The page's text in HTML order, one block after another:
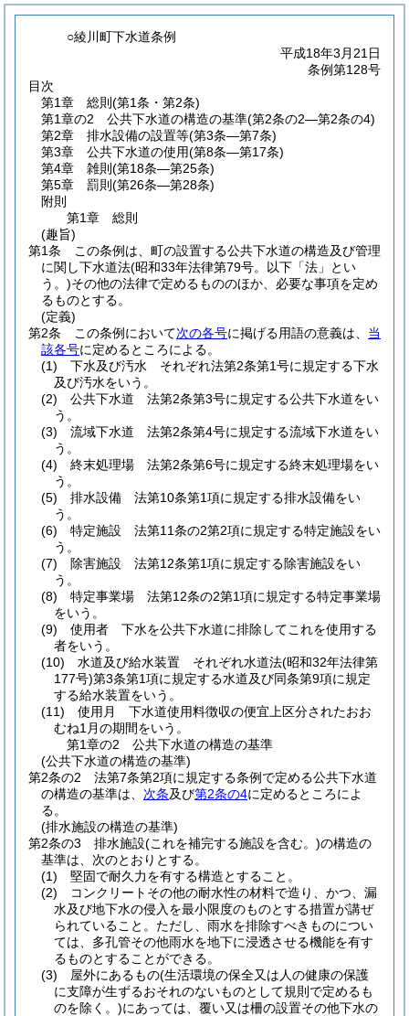
○綾川町下水道条例
平成18年3月21日
条例第128号
目次
第1章
総則 (第1条・第2条)
第1章の2
公共下水道の構造の基準(第2条の2―第2条の4)
第2章
排水設備の設置等(第3条―第7条)
第3章
公共下水道の使用(第8条―第17条)
第4章
雑則 (第18条―第25条)
第5章
罰則 (第26条―第28条)
附則
第1章
総則
(趣旨)
第1条
この条例は、町の設置する公共下水道の構造及び管理
に関し下水道法(昭和33年法律第79号。以下「法」とい
う。)その他の法律で定めるもののほか、必要な事項を定め
るものとする。
(定義)
第2条
この条例において次の各号に掲げる用語の意義は、 当
該各号に定めるところによる。
(1)
下水及び汚水 それぞれ法第2条第1号に規定する下水
及び汚水をいう。
(2)
公共下水道 法第2条第3号に規定する公共下水道をい
う。
(3)
流域下水道 法第2条第4号に規定する流域下水道をい
う。
(4)
終末処理場 法第2条第6号に規定する終末処理場をい
う。
(5)
排水設備 法第10条第1項に規定する排水設備をい
う。
(6)
特定施設 法第11条の2第2項に規定する特定施設をい
う。
(7)
除害施設 法第12条第1項に規定する除害施設をい
う。
(8)
特定事業場 法第12条の2第1項に規定する特定事業場
をいう。
(9)
使用者 下水を公共下水道に排除してこれを使用する
者をいう。
(10)
水道及び給水装置 それぞれ水道法(昭和32年法律第
177号)第3条第1項に規定する水道及び同条第9項に規定
する給水装置をいう。
(11)
使用月 下水道使用料徴収の便宜上区分されたおお
むね1月の期間をいう。
第1章の2
公共下水道の構造の基準
(公共下水道の構造の基準)
第2条の2
法第7条第2項に規定する条例で定める公共下水道
の構造の基準は、 次条及び第2条の4に定めるところによ
る。
(排水施設の構造の基準)
第2条の3
排水施設(これを補完する施設を含む。)の構造の
基準は、次のとおりとする。
(1)
堅固で耐久力を有する構造とすること。
(2)
コンクリートその他の耐水性の材料で造り、かつ、漏
水及び地下水の侵入を最小限度のものとする措置が講ぜ
られていること。 ただし、雨水を排除すべきものについ
ては、多孔管その他雨水を地下に浸透させる機能を有す
るものとすることができる。
(3)
屋外にあるもの(生活環境の保全又は人の健康の保護
に支障が生ずるおそれのないものとして規則で定めるも
のを除く。)にあっては、覆い又は柵の設置その他下水の